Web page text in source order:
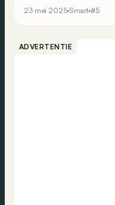
23 mei 2025 Smart #5
ADVERTENTIE